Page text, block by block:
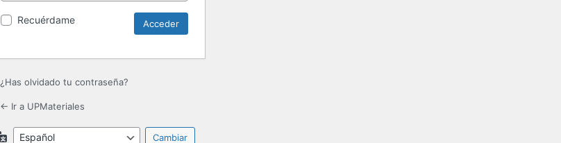
Recuérdame
¿Has olvidado tu contraseña?
← Ir a UPMateriales
Idioma